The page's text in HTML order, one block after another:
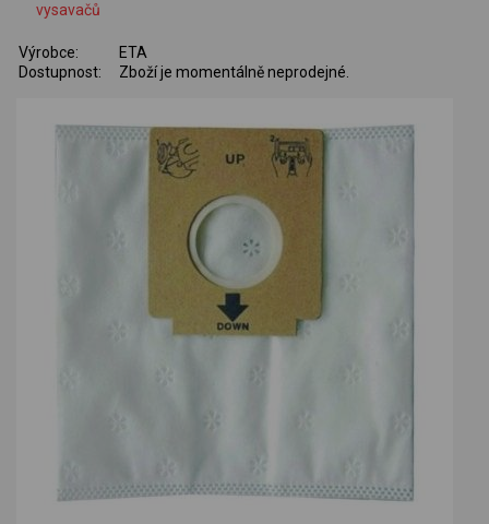
vysavačů
Výrobce:
ETA
Dostupnost:
Zboží je momentálně neprodejné.